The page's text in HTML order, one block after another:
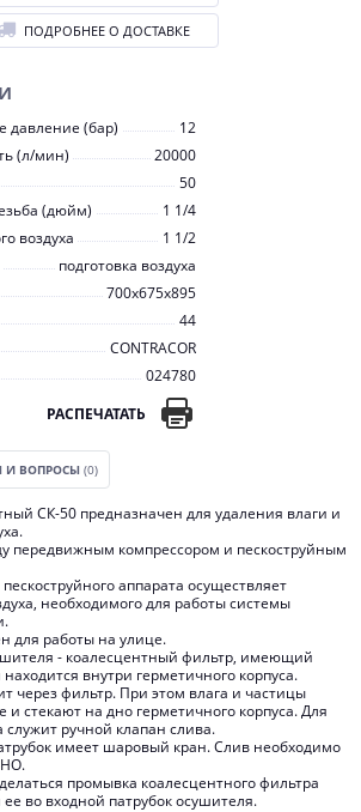
давление (бар)
12
(л/мин)
20000
50
(дюйм)
1 1/4
воздуха
1 1/2
подготовка воздуха
700х675х895
44
CONTRACOR
024780
РАСПЕЧАТАТЬ
ПОДРОБНЕЕ О ДОСТАВКЕ
И ВОПРОСЫ (0)
СК-50 предназначен для удаления влаги и
передвижным компрессором и пескоструйным
аппарата осуществляет
необходимого для работы системы
для работы на улице.
- коалесцентный фильтр, имеющий
внутри герметичного корпуса.
через фильтр. При этом влага и частицы
и стекают на дно герметичного корпуса. Для
ручной клапан слива.
имеет шаровый кран. Слив необходимо
промывка коалесцентного фильтра
во входной патрубок осушителя.